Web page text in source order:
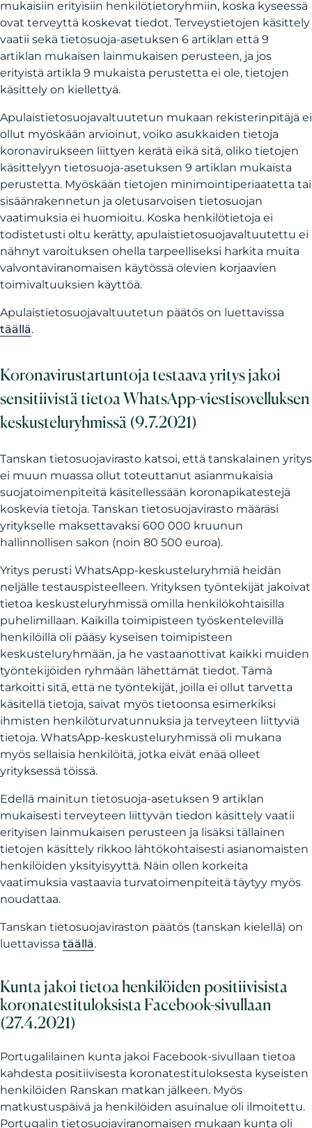
mukaisiin erityisiin henkilötietoryhmiin, koska kyseessä
ovat terveyttä koskevat tiedot. Terveystietojen käsittely
vaatii sekä tietosuoja-asetuksen 6 artiklan että 9
artiklan mukaisen lainmukaisen perusteen, ja jos
erityistä artikla 9 mukaista perustetta ei ole, tietojen
käsittely on kiellettyä.
Apulaistietosuojavaltuutetun mukaan rekisterinpitäjä ei
ollut myöskään arvioinut, voiko asukkaiden tietoja
koronavirukseen liittyen kerätä eikä sitä, oliko tietojen
käsittelyyn tietosuoja-asetuksen 9 artiklan mukaista
perustetta. Myöskään tietojen minimointiperiaatetta tai
sisäänrakennetun ja oletusarvoisen tietosuojan
vaatimuksia ei huomioitu. Koska henkilötietoja ei
todistetusti oltu kerätty, apulaistietosuojavaltuutettu ei
nähnyt varoituksen ohella tarpeelliseksi harkita muita
valvontaviranomaisen käytössä olevien korjaavien
toimivaltuuksien käyttöä.
Apulaistietosuojavaltuutetun päätös on luettavissa
täällä.
Koronavirustartuntoja testaava yritys jakoi
sensitiivistä tietoa WhatsApp-viestisovelluksen
keskusteluryhmissä (9.7.2021)
Tanskan tietosuojavirasto katsoi, että tanskalainen yritys
ei muun muassa ollut toteuttanut asianmukaisia
suojatoimenpiteitä käsitellessään koronapikatestejä
koskevia tietoja. Tanskan tietosuojavirasto määräsi
yritykselle maksettavaksi 600 000 kruunun
hallinnollisen sakon (noin 80 500 euroa).
Yritys perusti WhatsApp-keskusteluryhmiä heidän
neljälle testauspisteelleen. Yrityksen työntekijät jakoivat
tietoa keskusteluryhmissä omilla henkilökohtaisilla
puhelimillaan. Kaikilla toimipisteen työskentelevillä
henkilöillä oli pääsy kyseisen toimipisteen
keskusteluryhmään, ja he vastaanottivat kaikki muiden
työntekijöiden ryhmään lähettämät tiedot. Tämä
tarkoitti sitä, että ne työntekijät, joilla ei ollut tarvetta
käsitellä tietoja, saivat myös tietoonsa esimerkiksi
ihmisten henkilöturvatunnuksia ja terveyteen liittyviä
tietoja. WhatsApp-keskusteluryhmissä oli mukana
myös sellaisia henkilöitä, jotka eivät enää olleet
yrityksessä töissä.
Edellä mainitun tietosuoja-asetuksen 9 artiklan
mukaisesti terveyteen liittyvän tiedon käsittely vaatii
erityisen lainmukaisen perusteen ja lisäksi tällainen
tietojen käsittely rikkoo lähtökohtaisesti asianomaisten
henkilöiden yksityisyyttä. Näin ollen korkeita
vaatimuksia vastaavia turvatoimenpiteitä täytyy myös
noudattaa.
Tanskan tietosuojaviraston päätös (tanskan kielellä) on
luettavissa täällä.
Kunta jakoi tietoa henkilöiden positiivisista
koronatestituloksista Facebook-sivullaan
(27.4.2021)
Portugalilainen kunta jakoi Facebook-sivullaan tietoa
kahdesta positiivisesta koronatestituloksesta kyseisten
henkilöiden Ranskan matkan jälkeen. Myös
matkustuspäivä ja henkilöiden asuinalue oli ilmoitettu.
Portugalin tietosuojaviranomaisen mukaan kunta oli